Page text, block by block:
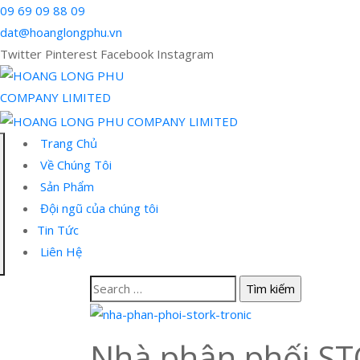
09 69 09 88 09
dat@hoanglongphu.vn
Twitter Pinterest Facebook Instagram
Trang Chủ
Về Chúng Tôi
Sản Phẩm
Đội ngũ của chúng tôi
Tin Tức
Liên Hệ